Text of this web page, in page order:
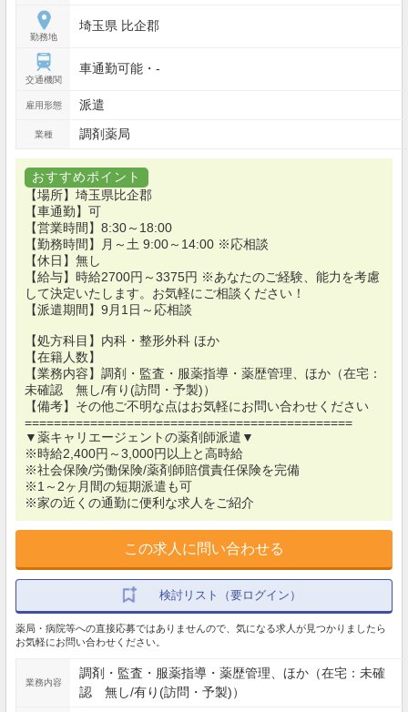
勤務地
埼玉県 比企郡
交通機関
車通勤可能・-
雇用形態 派遣
業種 調剤薬局
おすすめポイント
【場所】埼玉県比企郡
【車通勤】可
【営業時間】8:30～18:00
【勤務時間】月～土 9:00～14:00 ※応相談
【休日】無し
【給与】時給2700円～3375円 ※あなたのご経験、能力を考慮
して決定いたします。お気軽にご相談ください！
【派遣期間】9月1日～応相談
【処方科目】内科・整形外科 ほか
【在籍人数】
【業務内容】調剤・監査・服薬指導・薬歴管理、ほか（在宅：
未確認 無し/有り(訪問・予製)）
【備考】その他ご不明な点はお気軽にお問い合わせください
=============================================
▼薬キャリエージェントの薬剤師派遣▼
※時給2,400円～3,000円以上と高時給
※社会保険/労働保険/薬剤師賠償責任保険を完備
※1～2ヶ月間の短期派遣も可
※家の近くの通勤に便利な求人をご紹介
この求人に問い合わせる
検討リスト（要ログイン）
薬局・病院等への直接応募ではありませんので、気になる求人が見つかりましたら
お気軽にお問い合わせください。
業務内容
調剤・監査・服薬指導・薬歴管理、ほか（在宅：未確
認 無し/有り(訪問・予製)）